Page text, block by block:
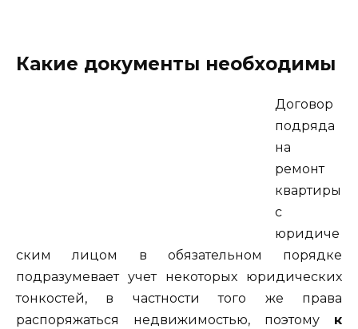
Какие документы необходимы
Договор
подряда
на
ремонт
квартиры
с
юридиче
ским лицом в обязательном порядке
подразумевает учет некоторых юридических
тонкостей, в частности того же права
распоряжаться недвижимостью, поэтому к